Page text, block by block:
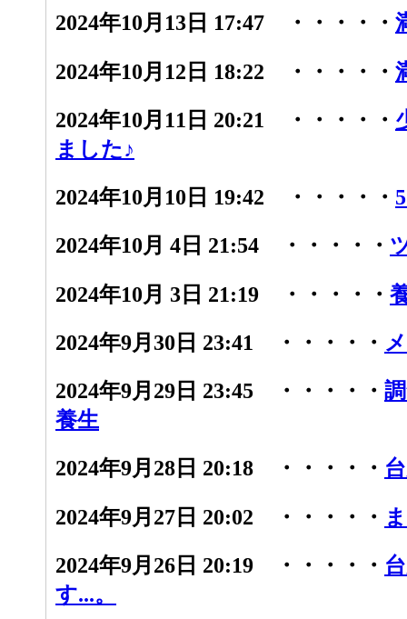
2024年10月13日 17:47 ・・・・・
2024年10月12日 18:22 ・・・・・
2024年10月11日 20:21 ・・・・・
ました♪
2024年10月10日 19:42 ・・・・・
2024年10月 4日 21:54 ・・・・・
2024年10月 3日 21:19 ・・・・・
2024年9月30日 23:41 ・・・・・
2024年9月29日 23:45 ・・・・・
養生
2024年9月28日 20:18 ・・・・・
2024年9月27日 20:02 ・・・・・
2024年9月26日 20:19 ・・・・・
す...。